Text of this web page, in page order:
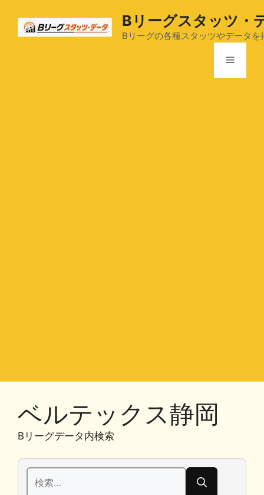
Bリーグスタッツ・
Bリーグの各種スタッツやデータを
メ
ベルテックス静岡
Bリーグデータ内検索
検
索: